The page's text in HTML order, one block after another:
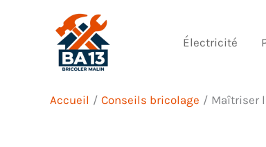
Électricité
Accueil Conseils bricolage Maîtriser